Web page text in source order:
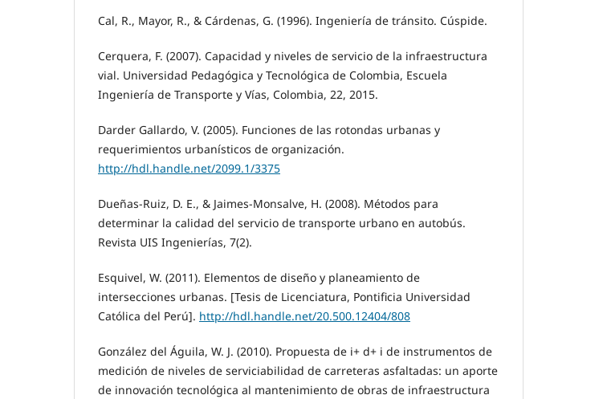
Cal, R., Mayor, R., & Cárdenas, G. (1996). Ingeniería de tránsito. Cúspide.
Cerquera, F. (2007). Capacidad y niveles de servicio de la infraestructura
vial. Universidad Pedagógica y Tecnológica de Colombia, Escuela
Ingeniería de Transporte y Vías, Colombia, 22, 2015.
Darder Gallardo, V. (2005). Funciones de las rotondas urbanas y
requerimientos urbanísticos de organización.
http://hdl.handle.net/2099.1/3375
Dueñas-Ruiz, D. E., & Jaimes-Monsalve, H. (2008). Métodos para
determinar la calidad del servicio de transporte urbano en autobús.
Revista UIS Ingenierías, 7(2).
Esquivel, W. (2011). Elementos de diseño y planeamiento de
intersecciones urbanas. [Tesis de Licenciatura, Pontificia Universidad
Católica del Perú]. http://hdl.handle.net/20.500.12404/808
González del Águila, W. J. (2010). Propuesta de i+ d+ i de instrumentos de
medición de niveles de serviciabilidad de carreteras asfaltadas: un aporte
de innovación tecnológica al mantenimiento de obras de infraestructura